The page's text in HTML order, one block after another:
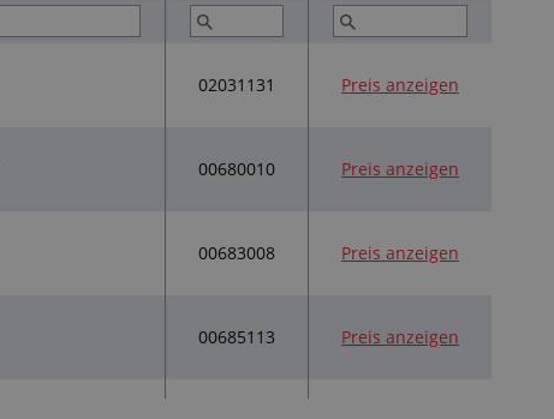
02031131 Preis anzeigen
00680010 Preis anzeigen
00683008 Preis anzeigen
00685113 Preis anzeigen